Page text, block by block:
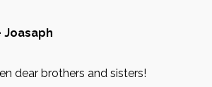
Joasaph
dear brothers and sisters!